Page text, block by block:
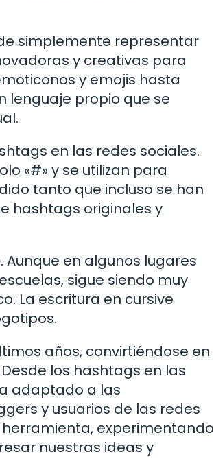
simplemente representar
y creativas para
y emojis hasta
lenguaje propio que se
en las redes sociales.
«#» y se utilizan para
tanto que incluso se han
hashtags originales y
en algunos lugares
sigue siendo muy
La escritura en cursive
años, convirtiéndose en
los hashtags en las
adaptado a las
y usuarios de las redes
experimentando
nuestras ideas y